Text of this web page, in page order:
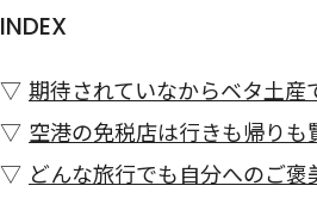
INDEX
期待されていなからベタ土産
空港の免税店は行きも帰りも
どんな旅行でも自分へのご